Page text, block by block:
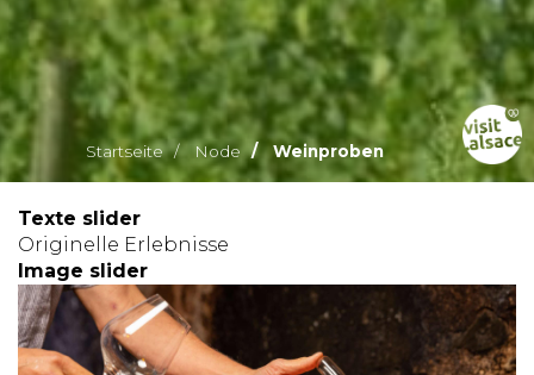
Startseite Node Weinproben
Texte slider
Originelle Erlebnisse
Image slider